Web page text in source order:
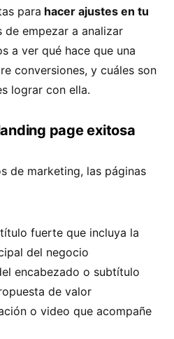
para hacer ajustes en tu
de empezar a analizar
a ver qué hace que una
conversiones, y cuáles son
lograr con ella.
page exitosa
de marketing, las páginas
fuerte que incluya la
del negocio
encabezado o subtítulo
de valor
o video que acompañe